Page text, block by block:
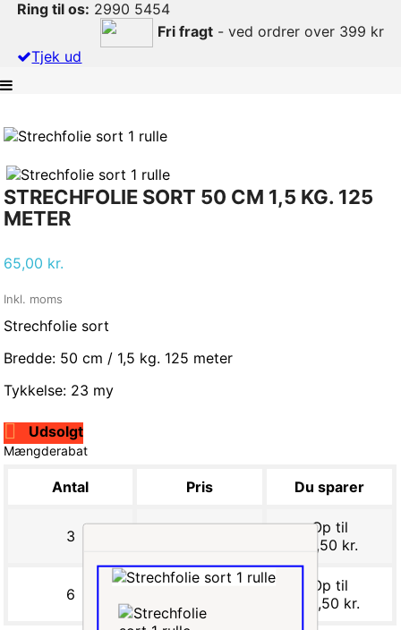
Ring til os: 2990 5454
Fri fragt- ved ordrer over 399 kr
Tjek ud
STRECHFOLIE SORT 50 CM 1,5 KG. 125
METER
65,00 kr.
Inkl. moms
Strechfolie sort
Bredde: 50 cm / 1,5 kg. 125 meter
Tykkelse: 23 my
 Udsolgt
Mængderabat
Antal Pris Du sparer
3
Op til
19,50 kr.
6
Op til
58,50 kr.